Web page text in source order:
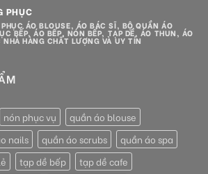
PHỤC
ÁO BLOUSE, ÁO BÁC SĨ, BỘ QUẦN ÁO
BẾP, ÁO BẾP, NÓN BẾP, TẠP DỀ, ÁO THUN, ÁO
HÀNG CHẤT LƯỢNG VÀ UY TÍN
nón phục vụ
quần áo blouse
nails quần áo scrubs
quần áo spa
tạp dề bếp
tạp dề cafe